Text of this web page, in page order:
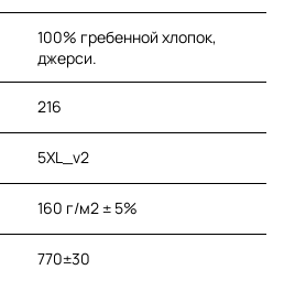
100% гребенной хлопок,
джерси.
216
5XL_v2
160 г/м2 ± 5%
770±30